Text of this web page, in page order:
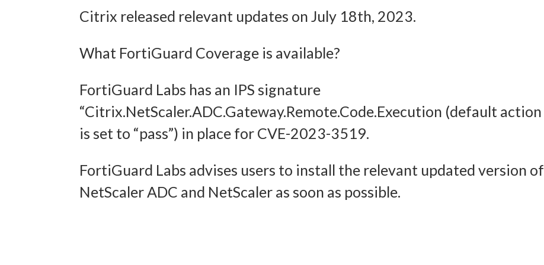
und Inhalten, Ihre Entscheidungen zum Datenschutz speichern und
Citrix released relevant updates on July 18th, 2023.
What FortiGuard Coverage is available?
FortiGuard Labs has an IPS signature
“Citrix.NetScaler.ADC.Gateway.Remote.Code.Execution (default action
is set to “pass”) in place for CVE-2023-3519.
FortiGuard Labs advises users to install the relevant updated version of
NetScaler ADC and NetScaler as soon as possible.